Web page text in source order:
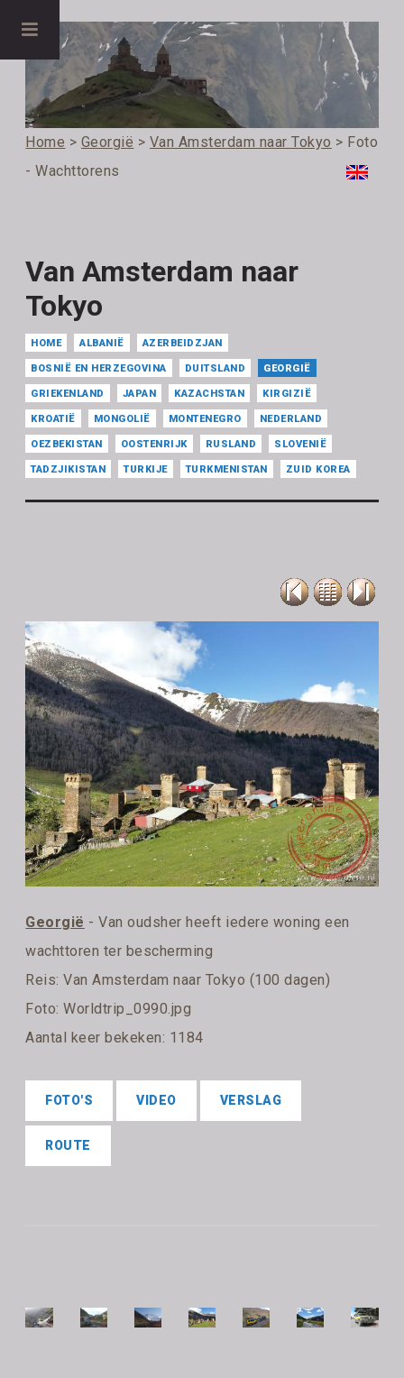
Home > Georgië > Van Amsterdam naar Tokyo > Foto
- Wachttorens
Van Amsterdam naar
Tokyo
HOME ALBANIË AZERBEIDZJAN
BOSNIË EN HERZEGOVINA DUITSLAND GEORGIË
GRIEKENLAND JAPAN KAZACHSTAN KIRGIZIË
KROATIË MONGOLIË MONTENEGRO NEDERLAND
OEZBEKISTAN OOSTENRIJK RUSLAND SLOVENIË
TADZJIKISTAN TURKIJE TURKMENISTAN ZUID KOREA
Georgië - Van oudsher heeft iedere woning een
wachttoren ter bescherming
Reis:Van Amsterdam naar Tokyo (100 dagen)
Foto: Worldtrip_0990.jpg
Aantal keer bekeken: 1184
FOTO'S VIDEO VERSLAG
ROUTE